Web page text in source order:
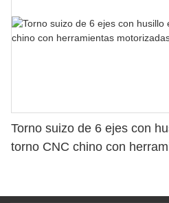
Torno suizo de 6 ejes con
torno CNC chino con